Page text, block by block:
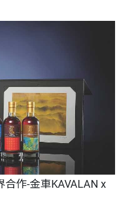
作-金車KAVALAN x